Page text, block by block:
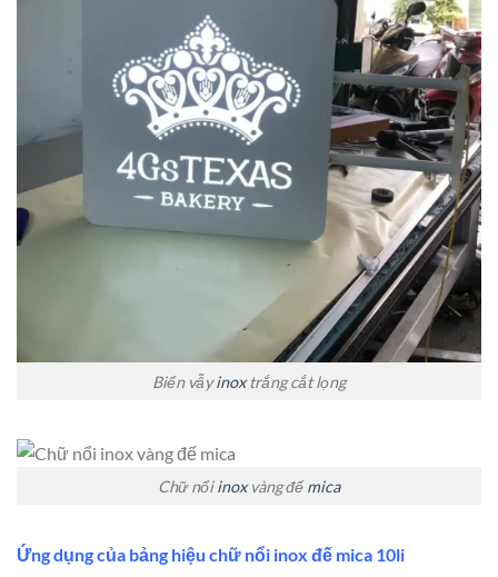
Biển vẫyinoxtrắng cắt lọng
Chữ nổiinoxvàng đếmica
Ứng dụng của bảng hiệu chữ nổi inox đế mica 10li